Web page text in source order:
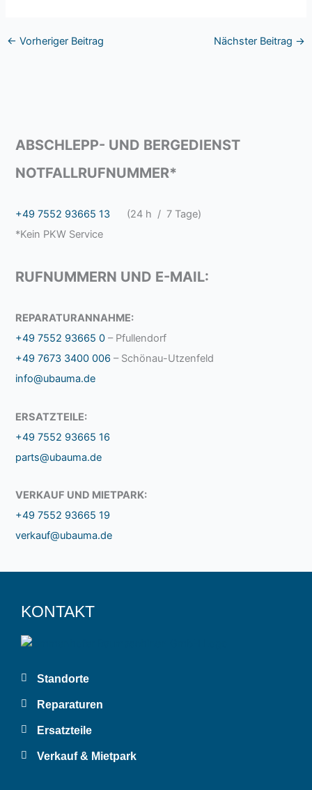
← Vorheriger Beitrag Nächster Beitrag →
ABSCHLEPP- UND BERGEDIENST
NOTFALLRUFNUMMER*
+49 7552 93665 13 (24 h / 7 Tage)
*Kein PKW Service
RUFNUMMERN UND E-MAIL:
REPARATURANNAHME:
+49 7552 93665 0 – Pfullendorf
+49 7673 3400 006 – Schönau-Utzenfeld
info@ubauma.de
ERSATZTEILE:
+49 7552 93665 16
parts@ubauma.de
VERKAUF UND MIETPARK:
+49 7552 93665 19
verkauf@ubauma.de
KONTAKT
Standorte
Reparaturen
Ersatzteile
Verkauf & Mietpark